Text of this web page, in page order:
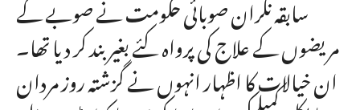
مریضوں کے علاج کی پرواہ کئے بغیر بند کر دیا تھا۔
ان خیالات کا اظہار انہوں نے گزشتہ روز مردان